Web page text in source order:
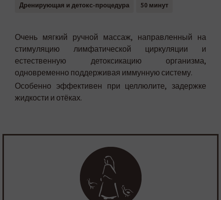
Дренирующая и детокс-процедура
50 минут
Очень мягкий ручной массаж, направленный на
стимуляцию лимфатической циркуляции и
естественную детоксикацию организма,
одновременно поддерживая иммунную систему.
Особенно эффективен при целлюлите, задержке
жидкости и отёках.